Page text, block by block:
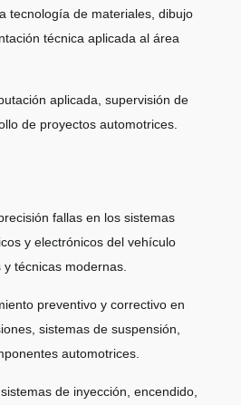
tecnología de materiales, dibujo
técnica aplicada al área
aplicada, supervisión de
de proyectos automotrices.
fallas en los sistemas
y electrónicos del vehículo
técnicas modernas.
preventivo y correctivo en
sistemas de suspensión,
automotrices.
de inyección, encendido,